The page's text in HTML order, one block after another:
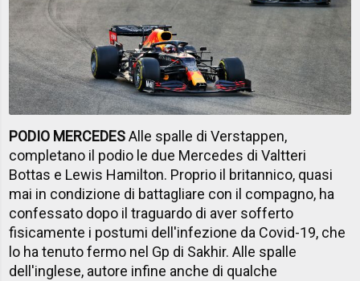
PODIO MERCEDESAlle spalle di Verstappen,
completano il podio le due Mercedes di Valtteri
Bottas e Lewis Hamilton. Proprio il britannico, quasi
mai in condizione di battagliare con il compagno, ha
confessato dopo il traguardo di aver sofferto
fisicamente i postumi dell'infezione da Covid-19, che
lo ha tenuto fermo nel Gp di Sakhir. Alle spalle
dell'inglese, autore infine anche di qualche